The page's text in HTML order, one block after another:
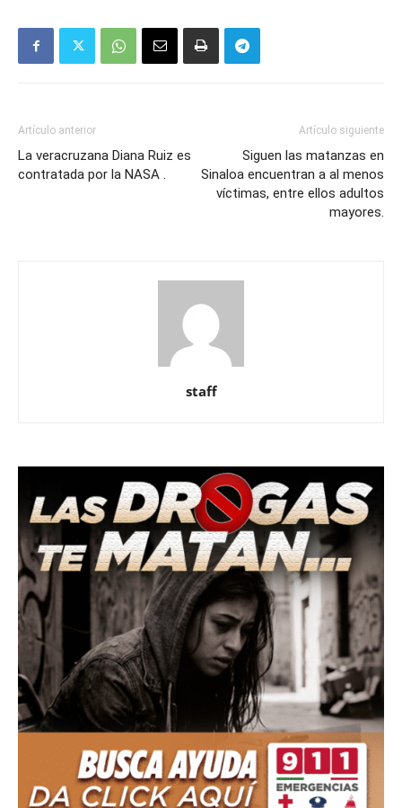
Artículo anterior
La veracruzana Diana Ruiz es
contratada por la NASA .
Artículo siguiente
Siguen las matanzas en
Sinaloa encuentran a al menos
víctimas, entre ellos adultos
mayores.
staff